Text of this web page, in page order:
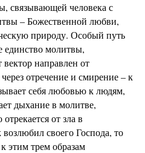
связывающей человека с
– Божественной любви,
природу. Особый путь
единство молитвы,
направлен от
отречение и смирение – к
себя любовью к людям,
дыхание в молитве,
от зла в
своего Господа, то
этим трем образам